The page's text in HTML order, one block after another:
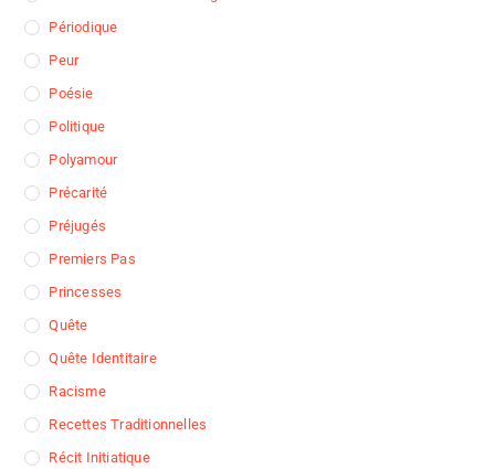
Périodique
Peur
Poésie
Politique
Polyamour
Précarité
Préjugés
Premiers Pas
Princesses
Quête
Quête Identitaire
Racisme
Recettes Traditionnelles
Récit Initiatique